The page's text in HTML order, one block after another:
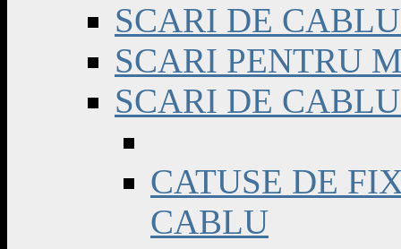
SCARI DE
SCARI PENTRU
SCARI DE
CATUSE DE
CABLU